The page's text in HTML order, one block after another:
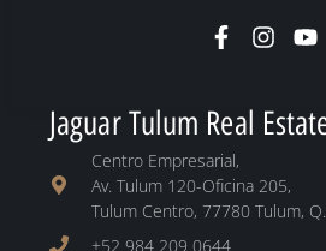
Jaguar Tulum Real
Centro Empresarial,
Av. Tulum 120-Oficina 205,
Tulum Centro, 77780 Tulum,
+52 984 209 0644